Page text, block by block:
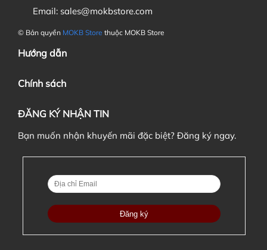
nốt đơn hàng ?
7. Tôi có được chuyển đơn hàng này cho người khác nếu
có nhu cầu không?
Email: sales@mokbstore.com
© Bản quyền MOKB Store thuộc MOKB Store
Hướng dẫn
Chính sách
ĐĂNG KÝ NHẬN TIN
Bạn muốn nhận khuyến mãi đặc biệt? Đăng ký ngay.